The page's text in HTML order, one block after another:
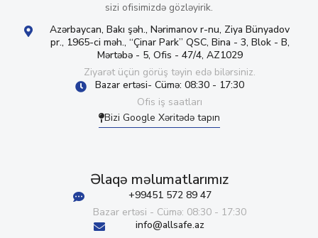
sizi ofisimizdə gözləyirik.
Azərbaycan, Bakı şəh., Nərimanov r-nu, Ziya Bünyadov
pr., 1965-ci məh., “Çinar Park” QSC, Bina - 3, Blok - B,
Mərtəbə - 5, Ofis - 47/4, AZ1029
Ziyarət üçün görüş təyin edə bilərsiniz.
Bazar ertəsi- Cümə: 08:30 - 17:30
Ofis iş saatları
Bizi Google Xəritədə tapın
Əlaqə məlumatlarımız
+99451 572 89 47
Bazar ertəsi - Cümə: 08:30 - 17:30
info@allsafe.az